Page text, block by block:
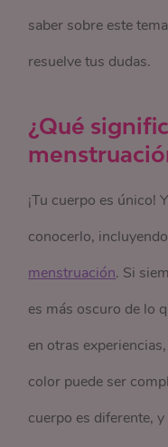
saber sobre este
resuelve tus dudas.
¿Qué
¡Tu cuerpo es único!
conocerlo,
menstruación. Si
es más oscuro de lo
en otras
color puede ser
cuerpo es diferente,